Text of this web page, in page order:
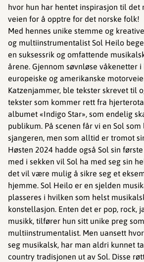
hvor hun har hentet inspirasjon til det
veien for å opptre for det norske folk!
Med hennes unike stemme og
og multiinstrumentalist Sol Heilo
en suksessrik og omfattende
årene. Gjennom søvnløse våkenetter i
europeiske og amerikanske
Katzenjammer, ble tekster skrevet til
tekster som kommer rett fra
albumet «Indigo Star», som endelig
publikum. På scenen får vi en Sol
sjangeren, men som alltid er tromot
Høsten 2024 hadde også Sol sin
med i sekken vil Sol ha med seg sin
det vil være mulig å sikre seg et
hjemme. Sol Heilo er en sjelden
plasseres i hvilken som helst
konstellasjon. Enten det er pop, rock,
musikk, tilfører hun sitt unike preg
multiinstrumentalist. Men uansett
seg musikalsk, har man aldri kunnet
country tradisjonen ut av Sol. Disse